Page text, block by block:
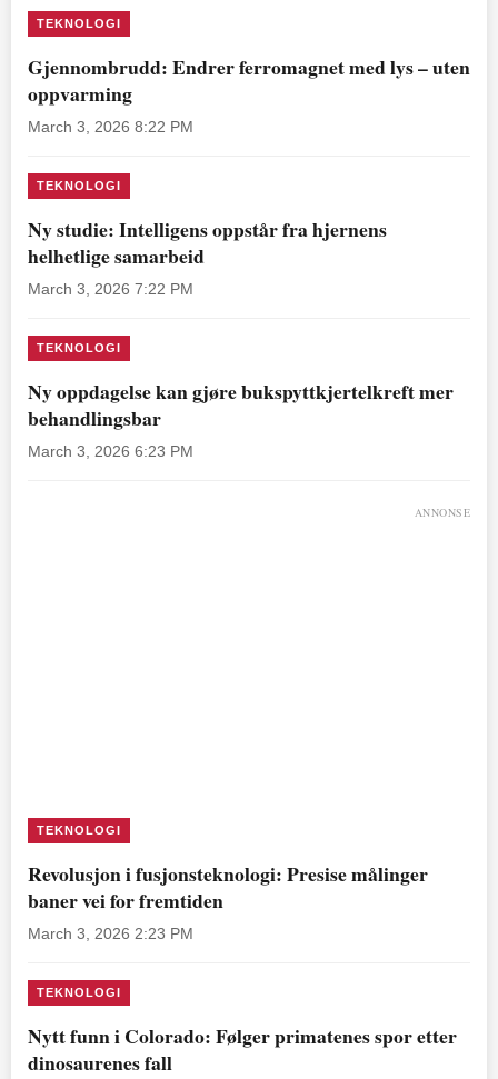
TEKNOLOGI
Gjennombrudd: Endrer ferromagnet med lys – uten
oppvarming
March 3, 2026 8:22 PM
TEKNOLOGI
Ny studie: Intelligens oppstår fra hjernens
helhetlige samarbeid
March 3, 2026 7:22 PM
TEKNOLOGI
Ny oppdagelse kan gjøre bukspyttkjertelkreft mer
behandlingsbar
March 3, 2026 6:23 PM
ANNONSE
TEKNOLOGI
Revolusjon i fusjonsteknologi: Presise målinger
baner vei for fremtiden
March 3, 2026 2:23 PM
TEKNOLOGI
Nytt funn i Colorado: Følger primatenes spor etter
dinosaurenes fall